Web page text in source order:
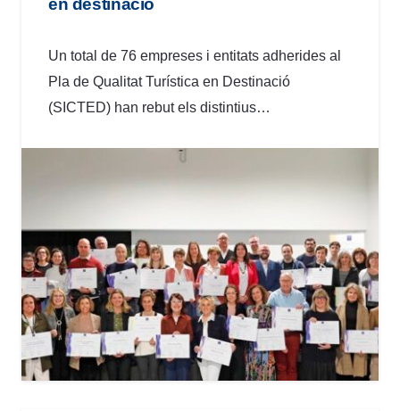
Un total de 76 empreses i entitats adherides al
Pla de Qualitat Turística en Destinació
(SICTED) han rebut els distintius…